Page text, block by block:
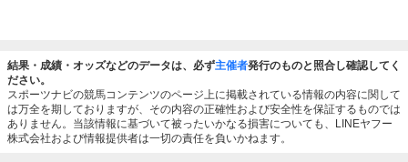
結果・成績・オッズなどのデータは、必ず主催者発行のものと照合し確認してく
ださい。
スポーツナビの競馬コンテンツのページ上に掲載されている情報の内容に関して
は万全を期しておりますが、その内容の正確性および安全性を保証するものでは
ありません。当該情報に基づいて被ったいかなる損害についても、LINEヤフー
株式会社および情報提供者は一切の責任を負いかねます。